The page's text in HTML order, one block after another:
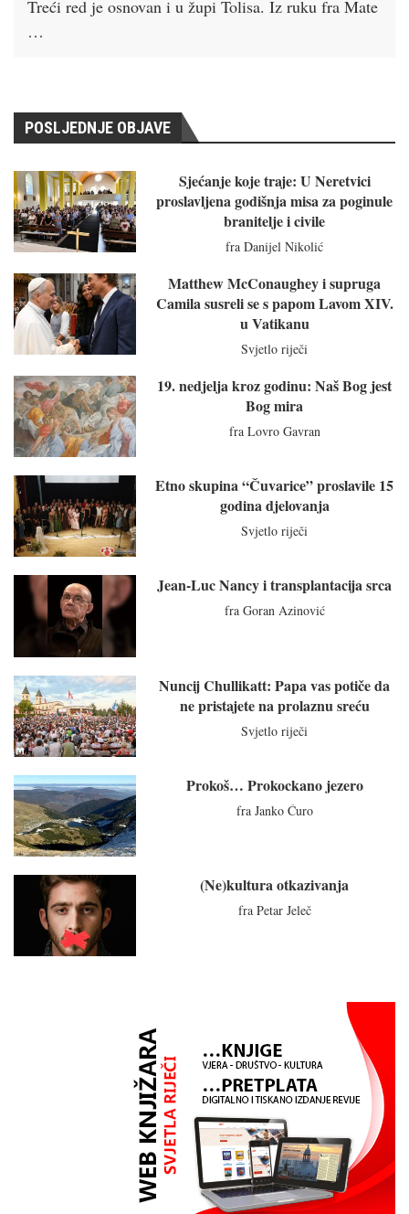
Treći red je osnovan i u župi Tolisa. Iz ruku fra Mate
…
POSLJEDNJE OBJAVE
Sjećanje koje traje: U Neretvici
proslavljena godišnja misa za poginule
branitelje i civile
fra Danijel Nikolić
Matthew McConaughey i supruga
Camila susreli se s papom Lavom XIV.
u Vatikanu
Svjetlo riječi
19. nedjelja kroz godinu: Naš Bog jest
Bog mira
fra Lovro Gavran
Etno skupina “Čuvarice” proslavile 15
godina djelovanja
Svjetlo riječi
Jean-Luc Nancy i transplantacija srca
fra Goran Azinović
Nuncij Chullikatt: Papa vas potiče da
ne pristajete na prolaznu sreću
Svjetlo riječi
Prokoš… Prokockano jezero
fra Janko Ćuro
(Ne)kultura otkazivanja
fra Petar Jeleč